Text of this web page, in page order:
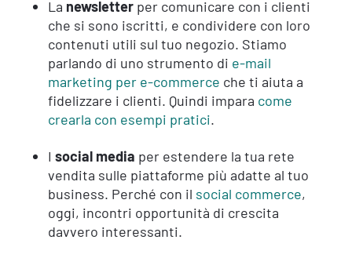
La newsletterper comunicare con i clienti
che si sono iscritti, e condividere con loro
contenuti utili sul tuo negozio. Stiamo
parlando di uno strumento di e-mail
marketing per e-commerce che ti aiuta a
fidelizzare i clienti. Quindi impara come
crearla con esempi pratici.
I social media per estendere la tua rete
vendita sulle piattaforme più adatte al tuo
business. Perché con il social commerce,
oggi, incontri opportunità di crescita
davvero interessanti.